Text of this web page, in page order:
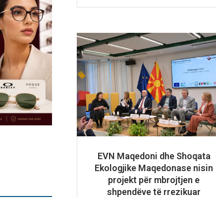
EVN Maqedoni dhe Shoqata
Ekologjike Maqedonase nisin
projekt për mbrojtjen e
shpendëve të rrezikuar